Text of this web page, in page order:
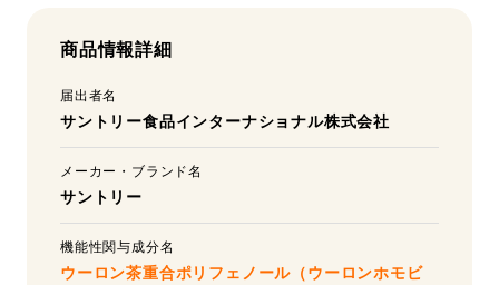
商品情報詳細
届出者名
サントリー食品インターナショナル株式会社
メーカー・ブランド名
サントリー
機能性関与成分名
ウーロン茶重合ポリフェノール（ウーロンホモビ